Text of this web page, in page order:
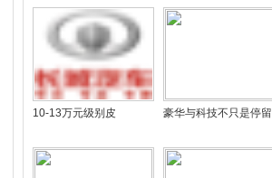
10-13万元级别皮 豪华与科技不只是停留